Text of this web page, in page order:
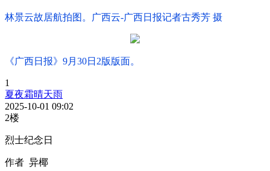
林景云故居航拍图。广西云-广西日报记者古秀芳 摄
《广西日报》9月30日2版版面。
1
夏夜霜晴天雨
2025-10-01 09:02
2楼
烈士纪念日
作者 异椰